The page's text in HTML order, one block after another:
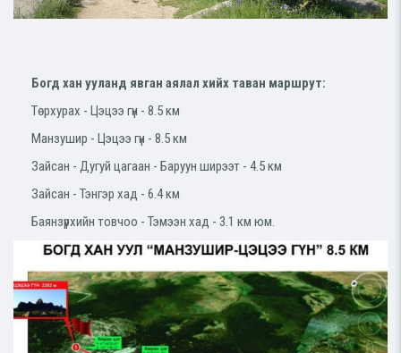
Богд хан ууланд явган аялал хийх таван маршрут:
Төрхурах - Цэцээ гүн - 8.5 км
Манзушир - Цэцээ гүн - 8.5 км
Зайсан - Дугуй цагаан - Баруун ширээт - 4.5 км
Зайсан - Тэнгэр хад - 6.4 км
Баянзүрхийн товчоо - Тэмээн хад - 3.1 км юм.